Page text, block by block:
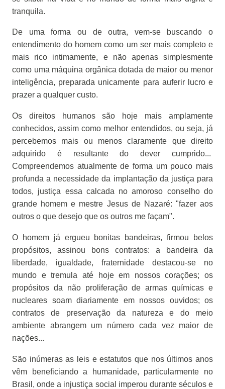
tranquila.
De uma forma ou de outra, vem-se buscando o
entendimento do homem como um ser mais completo e
mais rico intimamente, e não apenas simplesmente
como uma máquina orgânica dotada de maior ou menor
inteligência, preparada unicamente para auferir lucro e
prazer a qualquer custo.
Os direitos humanos são hoje mais amplamente
conhecidos, assim como melhor entendidos, ou seja, já
percebemos mais ou menos claramente que direito
adquirido é resultante do dever cumprido...
Compreendemos atualmente de forma um pouco mais
profunda a necessidade da implantação da justiça para
todos, justiça essa calcada no amoroso conselho do
grande homem e mestre Jesus de Nazaré: "fazer aos
outros o que desejo que os outros me façam".
O homem já ergueu bonitas bandeiras, firmou belos
propósitos, assinou bons contratos: a bandeira da
liberdade, igualdade, fraternidade destacou-se no
mundo e tremula até hoje em nossos corações; os
propósitos da não proliferação de armas químicas e
nucleares soam diariamente em nossos ouvidos; os
contratos de preservação da natureza e do meio
ambiente abrangem um número cada vez maior de
nações...
São inúmeras as leis e estatutos que nos últimos anos
vêm beneficiando a humanidade, particularmente no
Brasil, onde a injustiça social imperou durante séculos e